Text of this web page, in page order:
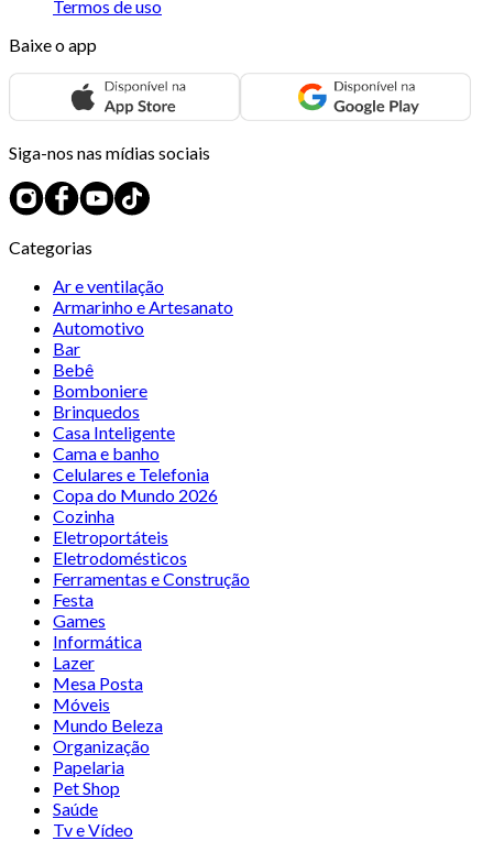
Termos de uso
Baixe o app
Siga-nos nas mídias sociais
Categorias
Ar e ventilação
Armarinho e Artesanato
Automotivo
Bar
Bebê
Bomboniere
Brinquedos
Casa Inteligente
Cama e banho
Celulares e Telefonia
Copa do Mundo 2026
Cozinha
Eletroportáteis
Eletrodomésticos
Ferramentas e Construção
Festa
Games
Informática
Lazer
Mesa Posta
Móveis
Mundo Beleza
Organização
Papelaria
Pet Shop
Saúde
Tv e Vídeo